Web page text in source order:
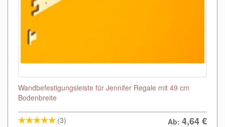
Wandbefestigungsleiste für Jennifer Regale mit 49 cm
Bodenbreite
(3) Ab: 4,64€